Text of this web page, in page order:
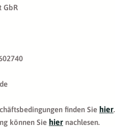
GbR
finden Sie hier.
können Sie hier nachlesen.